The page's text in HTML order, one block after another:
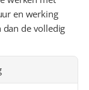
en werking
dan de volledig